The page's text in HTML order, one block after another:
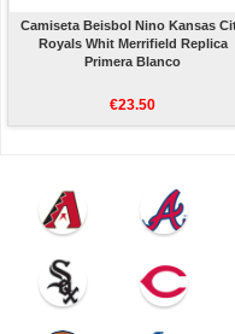
Camiseta Beisbol Nino Kansas
Royals Whit Merrifield Replica
Primera Blanco
€23.50